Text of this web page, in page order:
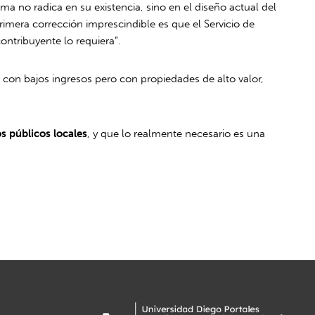
no radica en su existencia, sino en el diseño actual del
corrección imprescindible es que el Servicio de
lo requiera”.
bajos ingresos pero con propiedades de alto valor,
públicos locales, y que lo realmente necesario es una